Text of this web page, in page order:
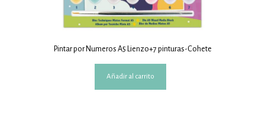
Pintar por Numeros A5 Lienzo+7 pinturas-Cohete
Añadir al carrito